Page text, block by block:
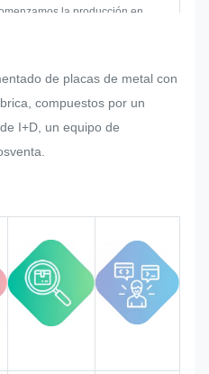
la producción en
el cliente solicita algún reajuste
en la producción
masa de la placa de
la etiqueta metálica,
Supervisaremos y controlaremos la
calidad en todo el proceso
que cumpla con los
rigurosos requisitos de calidad.
de placas de metal con
compuestos por un
I+D, un equipo de